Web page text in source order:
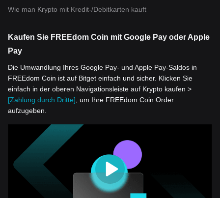
Wie man Krypto mit Kredit-/Debitkarten kauft
Kaufen Sie FREEdom Coin mit Google Pay oder Apple
Pay
Die Umwandlung Ihres Google Pay- und Apple Pay-Saldos in
FREEdom Coin ist auf Bitget einfach und sicher. Klicken Sie
einfach in der oberen Navigationsleiste auf Krypto kaufen >
[Zahlung durch Dritte], um Ihre FREEdom Coin Order
aufzugeben.